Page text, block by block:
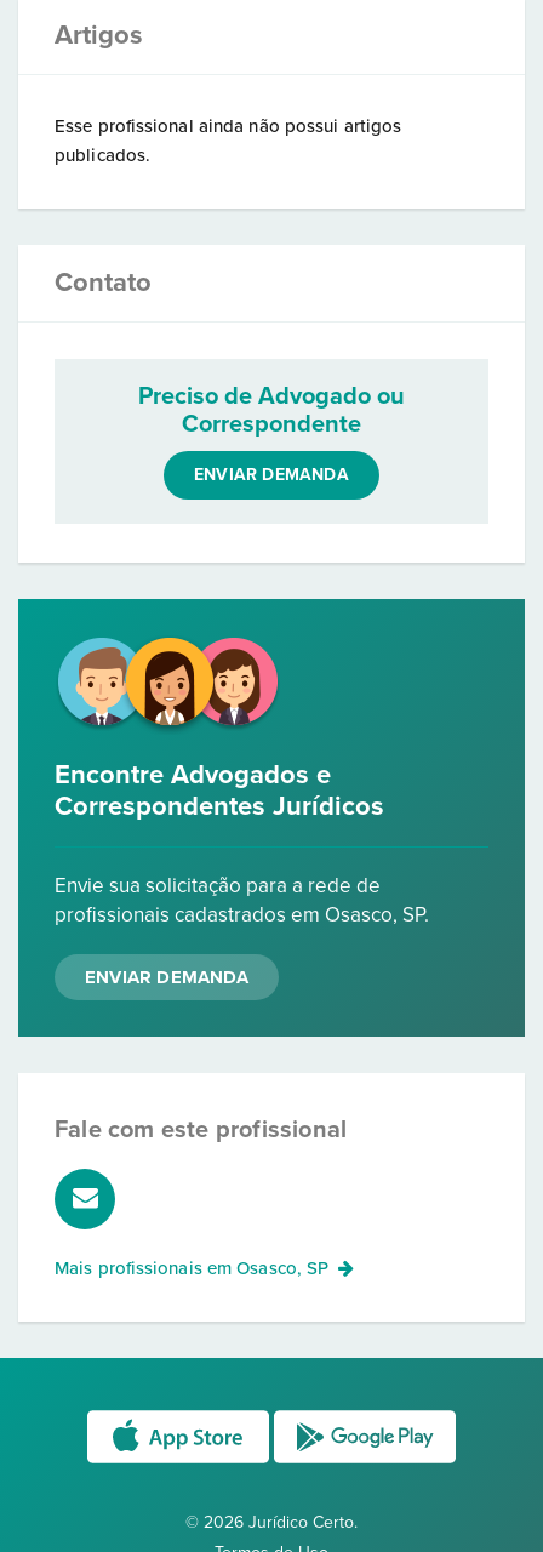
Artigos
Esse profissional ainda não possui artigos
publicados.
Contato
Preciso de Advogado ou
Correspondente
ENVIAR DEMANDA
Encontre Advogados e
Correspondentes Jurídicos
Envie sua solicitação para a rede de
profissionais cadastrados em Osasco, SP.
ENVIAR DEMANDA
Fale com este profissional
Mais profissionais emOsasco, SP
© 2026 Jurídico Certo.